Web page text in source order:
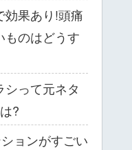
効果あり!頭痛
ものはどうす
って元ネタ
?
ョンがすごい